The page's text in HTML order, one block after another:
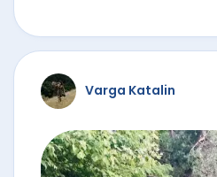
Varga Katalin